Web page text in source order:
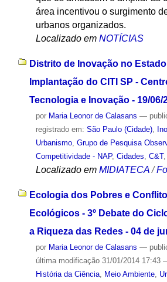
área incentivou o surgimento
urbanos organizados.
Localizado em NOTÍCIAS
Distrito de Inovação no
Implantação do CITI SP -
Tecnologia e Inovação - 19/06/
por Maria Leonor de Calasans —
registrado em: São Paulo (Cidade),
Urbanismo, Grupo de Pesquisa
Competitividade - NAP, Cidades, C&T,
Localizado em MIDIATECA /
Ecologia dos Pobres e
Ecológicos - 3º Debate do
a Riqueza das Redes - 04 de
por Maria Leonor de Calasans —
última modificação31/01/2014 17:43
História da Ciência, Meio Ambiente,